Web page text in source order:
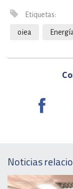
Etiquetas:
oiea
Noticias